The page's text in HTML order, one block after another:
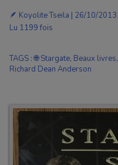
🪶 Koyolite Tseila | 26/10/2013
Lu 1199 fois
TAGS :🌐 Stargate, Beaux livres,
Richard Dean Anderson